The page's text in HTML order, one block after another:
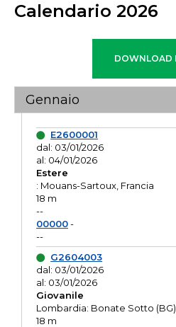
Calendario 2026
Gennaio
E2600001
dal: 03/01/2026
al: 04/01/2026
Estere
: Mouans-Sartoux, Francia
18 m
--
00000-
--
G2604003
dal: 03/01/2026
al: 03/01/2026
Giovanile
Lombardia: Bonate Sotto (BG)
18 m